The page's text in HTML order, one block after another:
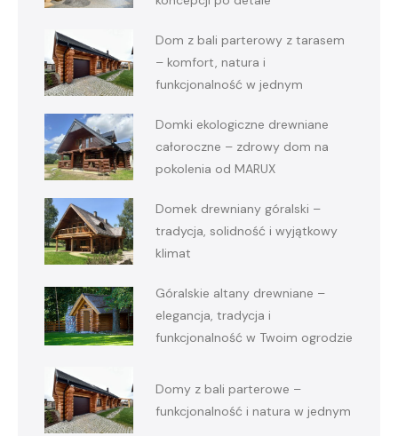
Dom z bali parterowy z tarasem
– komfort, natura i
funkcjonalność w jednym
Domki ekologiczne drewniane
całoroczne – zdrowy dom na
pokolenia od MARUX
Domek drewniany góralski –
tradycja, solidność i wyjątkowy
klimat
Góralskie altany drewniane –
elegancja, tradycja i
funkcjonalność w Twoim ogrodzie
Domy z bali parterowe –
funkcjonalność i natura w jednym